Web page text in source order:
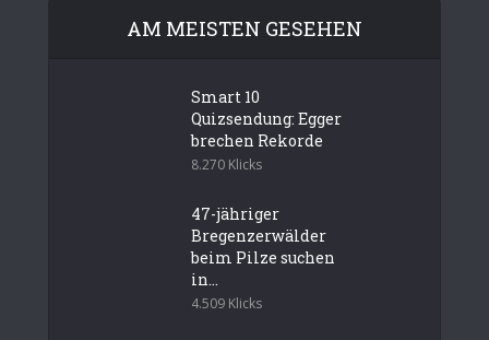
AM MEISTEN GESEHEN
Smart 10
Quizsendung: Egger
brechen Rekorde
8.270 Klicks
47-jähriger
Bregenzerwälder
beim Pilze suchen
in...
4.509 Klicks